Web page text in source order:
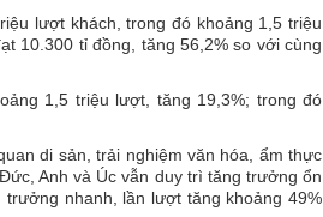
lượt khách, trong đó khoảng 1,5 triệu
10.300 tỉ đồng, tăng 56,2% so với cùng
1,5 triệu lượt, tăng 19,3%; trong đó
di sản, trải nghiệm văn hóa, ẩm thực
Anh và Úc vẫn duy trì tăng trưởng ổn
nhanh, lần lượt tăng khoảng 49%